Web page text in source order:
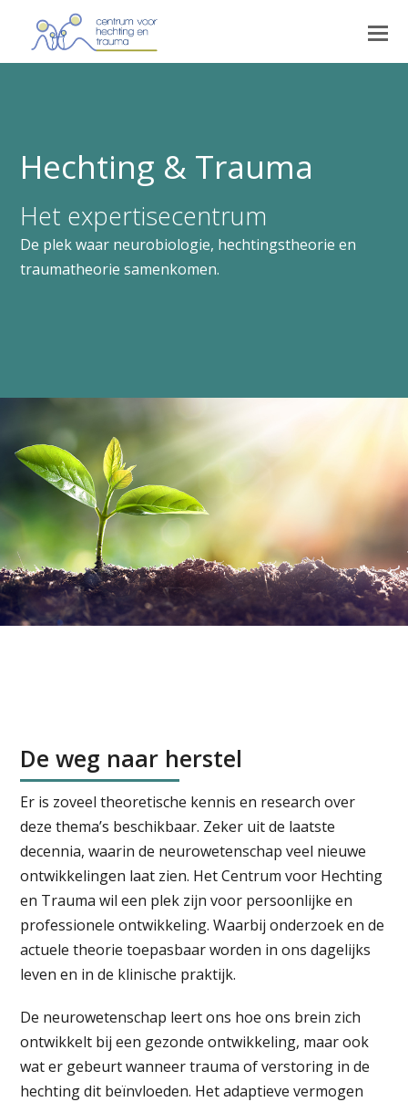
Hechting & Trauma
Het expertisecentrum
De plek waar neurobiologie, hechtingstheorie en
traumatheorie samenkomen.
De weg naar herstel
Er is zoveel theoretische kennis en research over
deze thema’s beschikbaar. Zeker uit de laatste
decennia, waarin de neurowetenschap veel nieuwe
ontwikkelingen laat zien. Het Centrum voor Hechting
en Trauma wil een plek zijn voor persoonlijke en
professionele ontwikkeling. Waarbij onderzoek en de
actuele theorie toepasbaar worden in ons dagelijks
leven en in de klinische praktijk.
De neurowetenschap leert ons hoe ons brein zich
ontwikkelt bij een gezonde ontwikkeling, maar ook
wat er gebeurt wanneer trauma of verstoring in de
hechting dit beïnvloeden. Het adaptieve vermogen